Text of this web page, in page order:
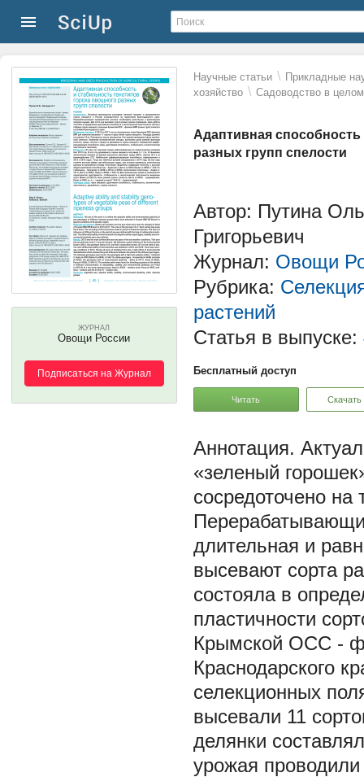
Научные статьи \ Прикладные
хозяйство \ Садоводство в целом
Адаптивная
разных групп спелости
ЖУРНАЛ
Овощи России
Подписаться на Журнал
Автор: Путина
Григорьевич
Журнал: Овощи
Рубрика:
растений
Статья в выпуске:
Бесплатный доступ
Читать Скачать
«зеленый
сосредоточено на
длительная и
высевают сорта
состояла в
пластичности
Крымской ОСС -
Краснодарского
селекционных
высевали 11
делянки
урожая